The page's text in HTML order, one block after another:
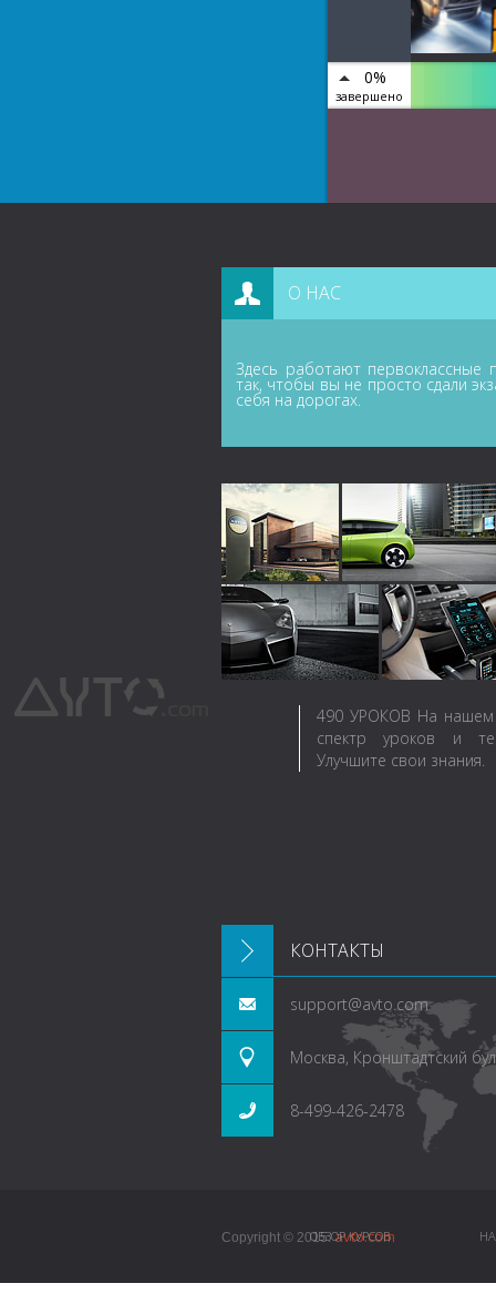
0%
завершено
О НАС
Здесь работают первоклассные
так, чтобы вы не просто сдали
себя на дорогах.
490 УРОКОВ На нашем
спектр уроков и
Улучшите свои знания.
КОНТАКТЫ
support@avto.com
Москва, Кронштадтский
8-499-426-2478
Copyright © 2015.avto.com
ОБЗОР КУРСОВ